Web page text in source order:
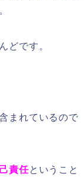
どです。
まれているので
責任ということ